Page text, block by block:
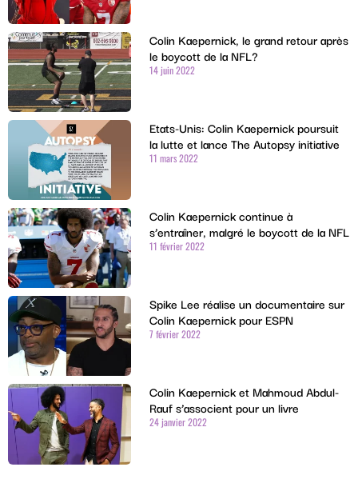
Colin Kaepernick, le grand retour après
le boycott de la NFL?
14 juin 2022
Etats-Unis: Colin Kaepernick poursuit
la lutte et lance The Autopsy initiative
11 mars 2022
Colin Kaepernick continue à
s’entraîner, malgré le boycott de la NFL
11 février 2022
Spike Lee réalise un documentaire sur
Colin Kaepernick pour ESPN
7 février 2022
Colin Kaepernick et Mahmoud Abdul-
Rauf s’associent pour un livre
24 janvier 2022